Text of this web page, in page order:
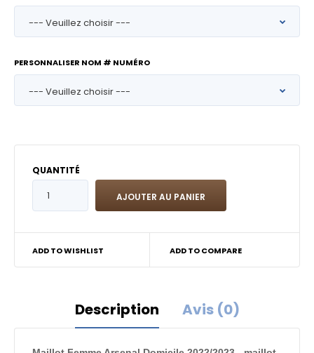
PERSONNALISER NOM # NUMÉRO
QUANTITÉ
ADD TO WISHLIST ADD TO COMPARE
Description Avis (0)